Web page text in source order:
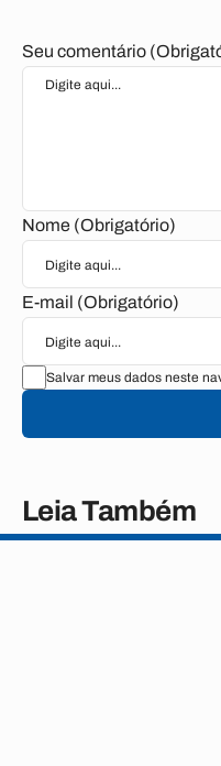
Seu comentário
Nome (Obrigatório)
E-mail (Obrigatório)
Salvar meus dados neste
Leia Também